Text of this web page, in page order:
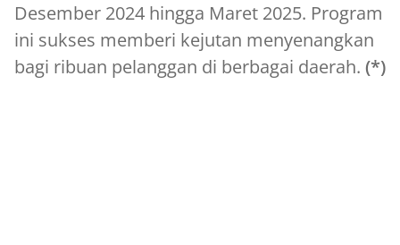
Desember 2024 hingga Maret 2025. Program
ini sukses memberi kejutan menyenangkan
bagi ribuan pelanggan di berbagai daerah. (*)